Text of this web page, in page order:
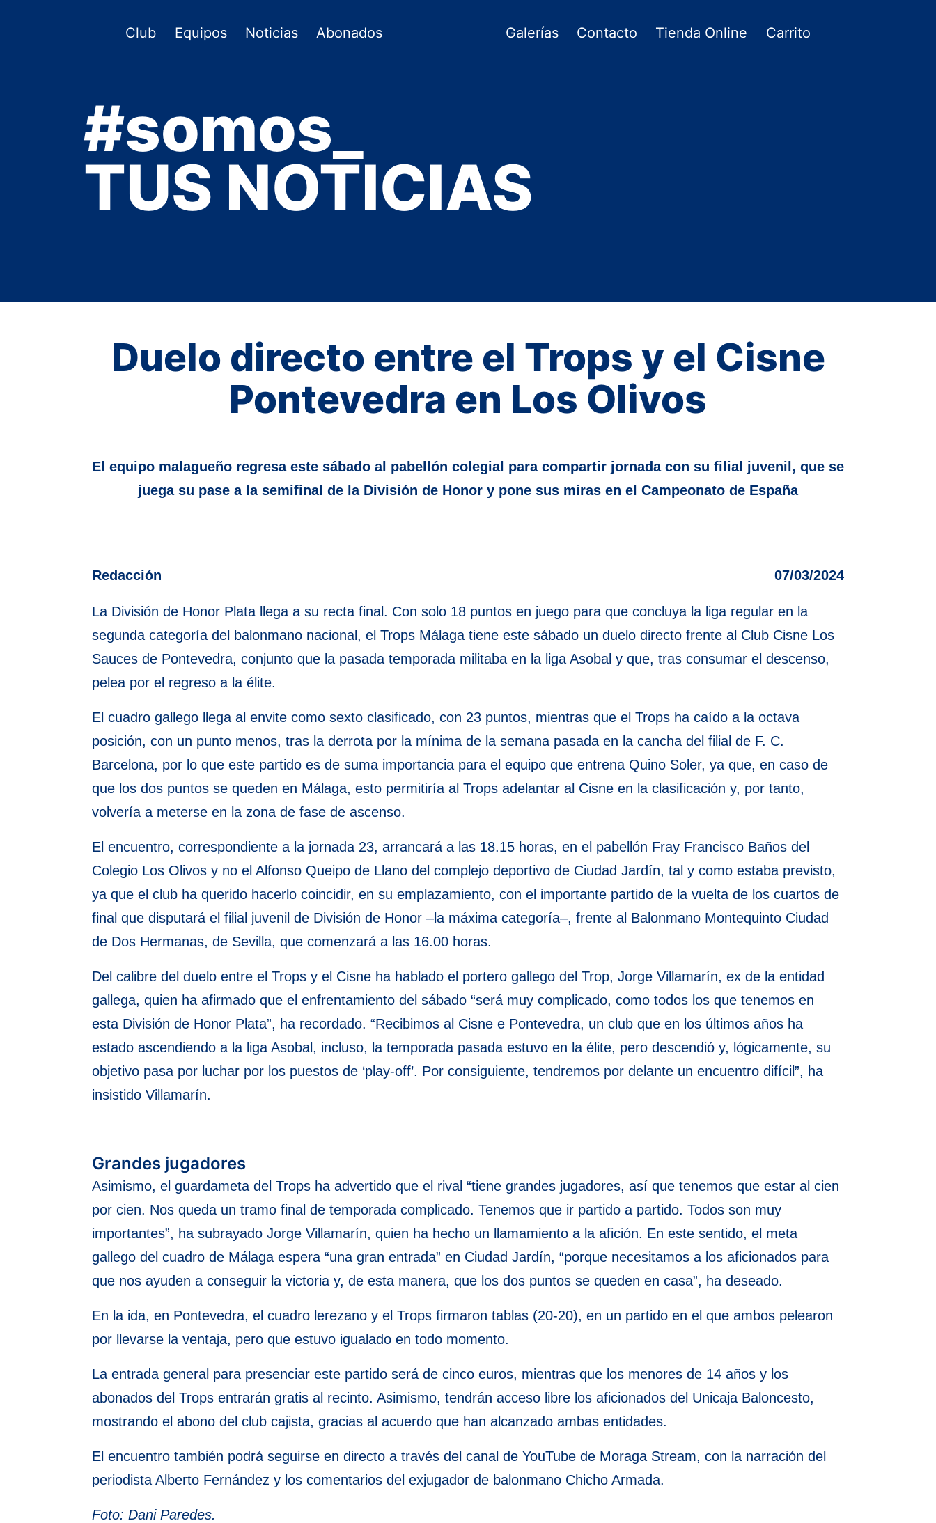
Club Equipos Noticias Abonados Galerías Contacto Tienda Online Carrito
#somos_
TUS NOTICIAS
Duelo directo entre el Trops y el Cisne
Pontevedra en Los Olivos
El equipo malagueño regresa este sábado al pabellón colegial para compartir jornada con su filial juvenil, que se
juega su pase a la semifinal de la División de Honor y pone sus miras en el Campeonato de España
Redacción 07/03/2024
La División de Honor Plata llega a su recta final. Con solo 18 puntos en juego para que concluya la liga regular en la
segunda categoría del balonmano nacional, el Trops Málaga tiene este sábado un duelo directo frente al Club Cisne Los
Sauces de Pontevedra, conjunto que la pasada temporada militaba en la liga Asobal y que, tras consumar el descenso,
pelea por el regreso a la élite.
El cuadro gallego llega al envite como sexto clasificado, con 23 puntos, mientras que el Trops ha caído a la octava
posición, con un punto menos, tras la derrota por la mínima de la semana pasada en la cancha del filial de F. C.
Barcelona, por lo que este partido es de suma importancia para el equipo que entrena Quino Soler, ya que, en caso de
que los dos puntos se queden en Málaga, esto permitiría al Trops adelantar al Cisne en la clasificación y, por tanto,
volvería a meterse en la zona de fase de ascenso.
El encuentro, correspondiente a la jornada 23, arrancará a las 18.15 horas, en el pabellón Fray Francisco Baños del
Colegio Los Olivos y no el Alfonso Queipo de Llano del complejo deportivo de Ciudad Jardín, tal y como estaba previsto,
ya que el club ha querido hacerlo coincidir, en su emplazamiento, con el importante partido de la vuelta de los cuartos de
final que disputará el filial juvenil de División de Honor –la máxima categoría–, frente al Balonmano Montequinto Ciudad
de Dos Hermanas, de Sevilla, que comenzará a las 16.00 horas.
Del calibre del duelo entre el Trops y el Cisne ha hablado el portero gallego del Trop, Jorge Villamarín, ex de la entidad
gallega, quien ha afirmado que el enfrentamiento del sábado “será muy complicado, como todos los que tenemos en
esta División de Honor Plata”, ha recordado. “Recibimos al Cisne e Pontevedra, un club que en los últimos años ha
estado ascendiendo a la liga Asobal, incluso, la temporada pasada estuvo en la élite, pero descendió y, lógicamente, su
objetivo pasa por luchar por los puestos de ‘play-off’. Por consiguiente, tendremos por delante un encuentro difícil”, ha
insistido Villamarín.
Grandes jugadores
Asimismo, el guardameta del Trops ha advertido que el rival “tiene grandes jugadores, así que tenemos que estar al cien
por cien. Nos queda un tramo final de temporada complicado. Tenemos que ir partido a partido. Todos son muy
importantes”, ha subrayado Jorge Villamarín, quien ha hecho un llamamiento a la afición. En este sentido, el meta
gallego del cuadro de Málaga espera “una gran entrada” en Ciudad Jardín, “porque necesitamos a los aficionados para
que nos ayuden a conseguir la victoria y, de esta manera, que los dos puntos se queden en casa”, ha deseado.
En la ida, en Pontevedra, el cuadro lerezano y el Trops firmaron tablas (20-20), en un partido en el que ambos pelearon
por llevarse la ventaja, pero que estuvo igualado en todo momento.
La entrada general para presenciar este partido será de cinco euros, mientras que los menores de 14 años y los
abonados del Trops entrarán gratis al recinto. Asimismo, tendrán acceso libre los aficionados del Unicaja Baloncesto,
mostrando el abono del club cajista, gracias al acuerdo que han alcanzado ambas entidades.
El encuentro también podrá seguirse en directo a través del canal de YouTube de Moraga Stream, con la narración del
periodista Alberto Fernández y los comentarios del exjugador de balonmano Chicho Armada.
Foto: Dani Paredes.